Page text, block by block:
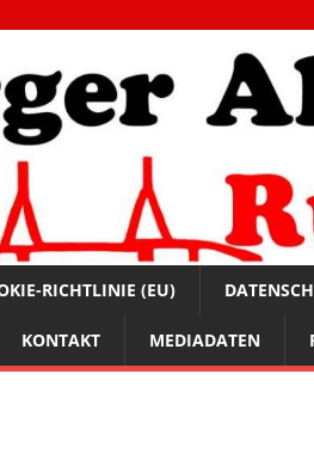
RICHTLINIE (EU)
KONTAKT MEDIADATEN